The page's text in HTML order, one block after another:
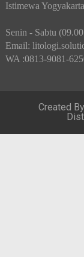
Istimewa
Senin - Sabtu
Email:
WA :0813-9081-
Created By